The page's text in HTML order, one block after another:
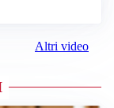
Altri video